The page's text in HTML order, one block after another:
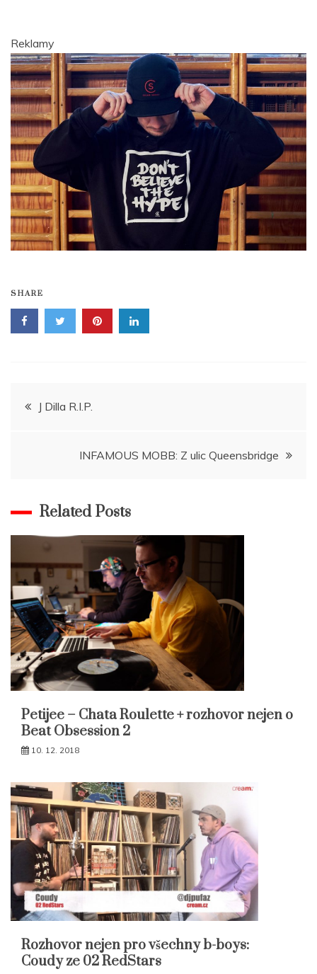
Reklamy
SHARE
Navigace
J Dilla R.I.P.
INFAMOUS MOBB: Z ulic Queensbridge
Related Posts
Petijee – Chata Roulette + rozhovor nejen o
Beat Obsession 2
10. 12. 2018
Rozhovor nejen pro všechny b-boys:
Coudy ze 02 RedStars